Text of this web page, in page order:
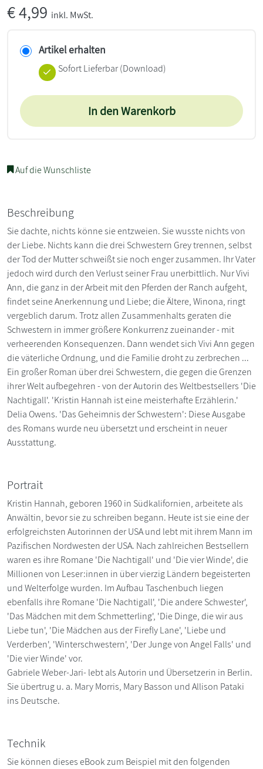
€4,99 inkl. MwSt.
Artikel erhalten
Sofort Lieferbar (Download)
In den Warenkorb
Auf die Wunschliste
Beschreibung
Sie dachte, nichts könne sie entzweien. Sie wusste nichts von
der Liebe. Nichts kann die drei Schwestern Grey trennen, selbst
der Tod der Mutter schweißt sie noch enger zusammen. Ihr Vater
jedoch wird durch den Verlust seiner Frau unerbittlich. Nur Vivi
Ann, die ganz in der Arbeit mit den Pferden der Ranch aufgeht,
findet seine Anerkennung und Liebe; die Ältere, Winona, ringt
vergeblich darum. Trotz allen Zusammenhalts geraten die
Schwestern in immer größere Konkurrenz zueinander - mit
verheerenden Konsequenzen. Dann wendet sich Vivi Ann gegen
die väterliche Ordnung, und die Familie droht zu zerbrechen ...
Ein großer Roman über drei Schwestern, die gegen die Grenzen
ihrer Welt aufbegehren - von der Autorin des Weltbestsellers 'Die
Nachtigall'. 'Kristin Hannah ist eine meisterhafte Erzählerin.'
Delia Owens. 'Das Geheimnis der Schwestern': Diese Ausgabe
des Romans wurde neu übersetzt und erscheint in neuer
Ausstattung.
Portrait
Kristin Hannah, geboren 1960 in Südkalifornien, arbeitete als
Anwältin, bevor sie zu schreiben begann. Heute ist sie eine der
erfolgreichsten Autorinnen der USA und lebt mit ihrem Mann im
Pazifischen Nordwesten der USA. Nach zahlreichen Bestsellern
waren es ihre Romane 'Die Nachtigall' und 'Die vier Winde', die
Millionen von Leser:innen in über vierzig Ländern begeisterten
und Welterfolge wurden. Im Aufbau Taschenbuch liegen
ebenfalls ihre Romane 'Die Nachtigall', 'Die andere Schwester',
'Das Mädchen mit dem Schmetterling', 'Die Dinge, die wir aus
Liebe tun', 'Die Mädchen aus der Firefly Lane', 'Liebe und
Verderben', 'Winterschwestern', 'Der Junge von Angel Falls' und
'Die vier Winde' vor.
Gabriele Weber-Jari- lebt als Autorin und Übersetzerin in Berlin.
Sie übertrug u. a. Mary Morris, Mary Basson und Allison Pataki
ins Deutsche.
Technik
Sie können dieses eBook zum Beispiel mit den folgenden